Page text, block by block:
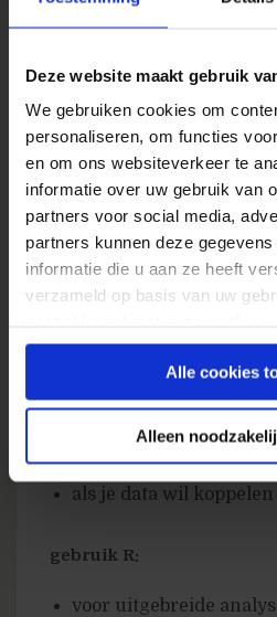
Deze website maakt gebruik
We gebruiken cookies om
personaliseren, om functies
en om ons websiteverkeer te
informatie over uw gebruik van
partners voor social media,
partners kunnen deze
informatie die u aan ze heeft
verzameld op basis van uw
gebruiken.
Alle cookies
Alleen
in R te doen
Als je werkt in een
niet iedereen je
Wanneer R en wanneer
Ik zou zeggen…
gebruik Excel:
excel brondata
datasets klein
als je data wil
gebruik R:
voor uitgebreide